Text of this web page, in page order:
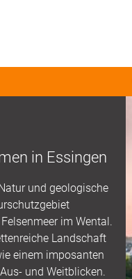
in Essingen
und geologische
im Wental.
Landschaft
einem imposanten
und Weitblicken.